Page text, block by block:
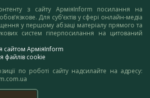
з сайту АрміяInform посилання на
обов’язкове. Для суб’єктів у сфері онлайн-медіа
у першому абзаці матеріалу прямого та
систем гіперпосилання на цитований
сайтом АрміяInform
файлів cookie
по роботі сайту надсилайте на адресу: